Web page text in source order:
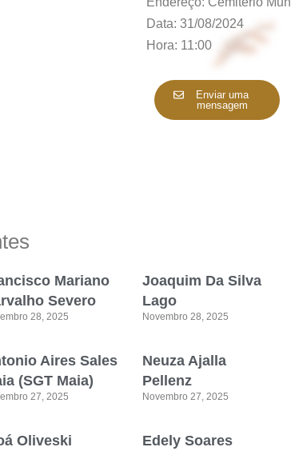
Data: 31/08/2024
Hora: 11:00
Enviar uma
mensagem
Mariano
Severo
28, 2025
Joaquim Da Silva
Lago
Novembro 28, 2025
Aires Sales
(SGT Maia)
27, 2025
Neuza Ajalla
Pellenz
Novembro 27, 2025
Oliveski
Edely Soares